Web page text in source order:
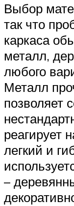
Выбор
так что
каркаса
металл,
любого
Металл
позволяет
реагирует
легкий и
–